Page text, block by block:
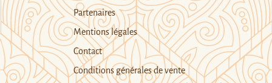
Partenaires
Mentions légales
Contact
Conditions générales de vente